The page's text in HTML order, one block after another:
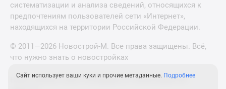
систематизации и анализа сведений, относящихся к
предпочтениям пользователей сети «Интернет»,
находящихся на территории Российской Федерации.
© 2011—2026 Новострой-М. Все права защищены. Всё,
что нужно знать о новостройках
Новостройки Санкт-Петербурга и Ленинградской
Сайт использует ваши куки и прочие метаданные. Подробнее